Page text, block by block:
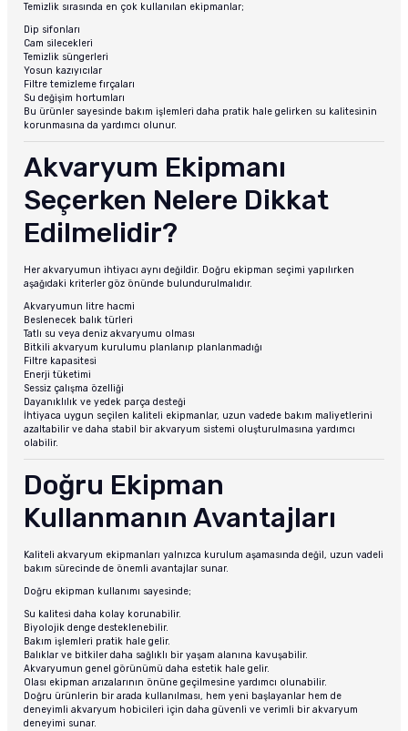
Temizlik sırasında en çok kullanılan ekipmanlar;
Dip sifonları
Cam silecekleri
Temizlik süngerleri
Yosun kazıyıcılar
Filtre temizleme fırçaları
Su değişim hortumları
Bu ürünler sayesinde bakım işlemleri daha pratik hale gelirken su kalitesinin
korunmasına da yardımcı olunur.
Akvaryum Ekipmanı
Seçerken Nelere Dikkat
Edilmelidir?
Her akvaryumun ihtiyacı aynı değildir. Doğru ekipman seçimi yapılırken
aşağıdaki kriterler göz önünde bulundurulmalıdır.
Akvaryumun litre hacmi
Beslenecek balık türleri
Tatlı su veya deniz akvaryumu olması
Bitkili akvaryum kurulumu planlanıp planlanmadığı
Filtre kapasitesi
Enerji tüketimi
Sessiz çalışma özelliği
Dayanıklılık ve yedek parça desteği
İhtiyaca uygun seçilen kaliteli ekipmanlar, uzun vadede bakım maliyetlerini
azaltabilir ve daha stabil bir akvaryum sistemi oluşturulmasına yardımcı
olabilir.
Doğru Ekipman
Kullanmanın Avantajları
Kaliteli akvaryum ekipmanları yalnızca kurulum aşamasında değil, uzun vadeli
bakım sürecinde de önemli avantajlar sunar.
Doğru ekipman kullanımı sayesinde;
Su kalitesi daha kolay korunabilir.
Biyolojik denge desteklenebilir.
Bakım işlemleri pratik hale gelir.
Balıklar ve bitkiler daha sağlıklı bir yaşam alanına kavuşabilir.
Akvaryumun genel görünümü daha estetik hale gelir.
Olası ekipman arızalarının önüne geçilmesine yardımcı olunabilir.
Doğru ürünlerin bir arada kullanılması, hem yeni başlayanlar hem de
deneyimli akvaryum hobicileri için daha güvenli ve verimli bir akvaryum
deneyimi sunar.